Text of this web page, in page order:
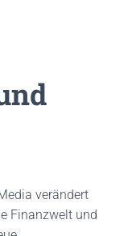
verändert
Finanzwelt und